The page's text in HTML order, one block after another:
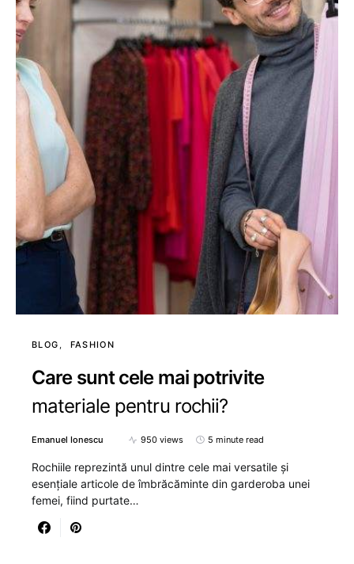
BLOG FASHION
Care sunt cele mai potrivite
materiale pentru rochii?
Emanuel Ionescu 950 views 5 minute read
Rochiile reprezintă unul dintre cele mai versatile și
esențiale articole de îmbrăcăminte din garderoba unei
femei, fiind purtate…